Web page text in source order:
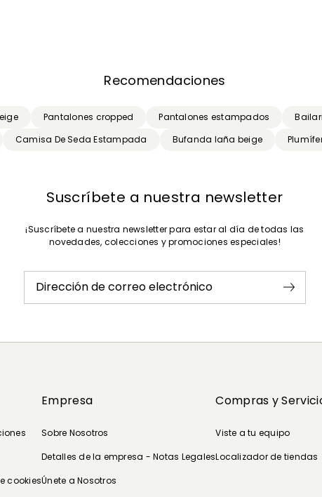
Recomendaciones
Pantalones cropped Pantalones estampados
Camisa De Seda Estampada Bufanda laña beige
Suscríbete a nuestra newsletter
¡Suscríbete a nuestra newsletter para estar al día de todas las
novedades, colecciones y promociones especiales!
Dirección de correo electrónico
cookies
Empresa
Sobre Nosotros
Detalles de la empresa - Notas Legales
Únete a Nosotros
Compras y
Viste a tu equipo
Localizador de tiendas